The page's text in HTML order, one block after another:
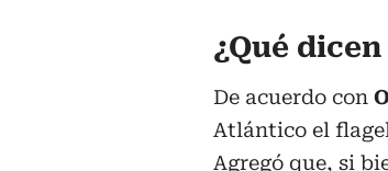
¿Qué
De acuerdo con
Atlántico el
Agregó que, si